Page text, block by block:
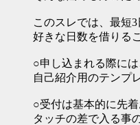
このスレでは、最短
好きな日数を借りる
○申し込まれる際に
自己紹介用のテンプ
○受付は基本的に先
タッチの差で入る事